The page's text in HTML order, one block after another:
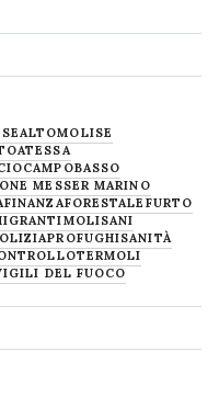
ALTOMOLISE
ATESSA
CAMPOBASSO
MESSER MARINO
FINANZAFORESTALE FURTO
MOLISANI
PROFUGHISANITÀ
TERMOLI
DEL FUOCO